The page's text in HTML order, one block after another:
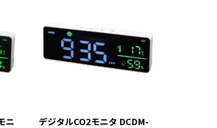
ニ デジタルCO2モニタ DCDM-